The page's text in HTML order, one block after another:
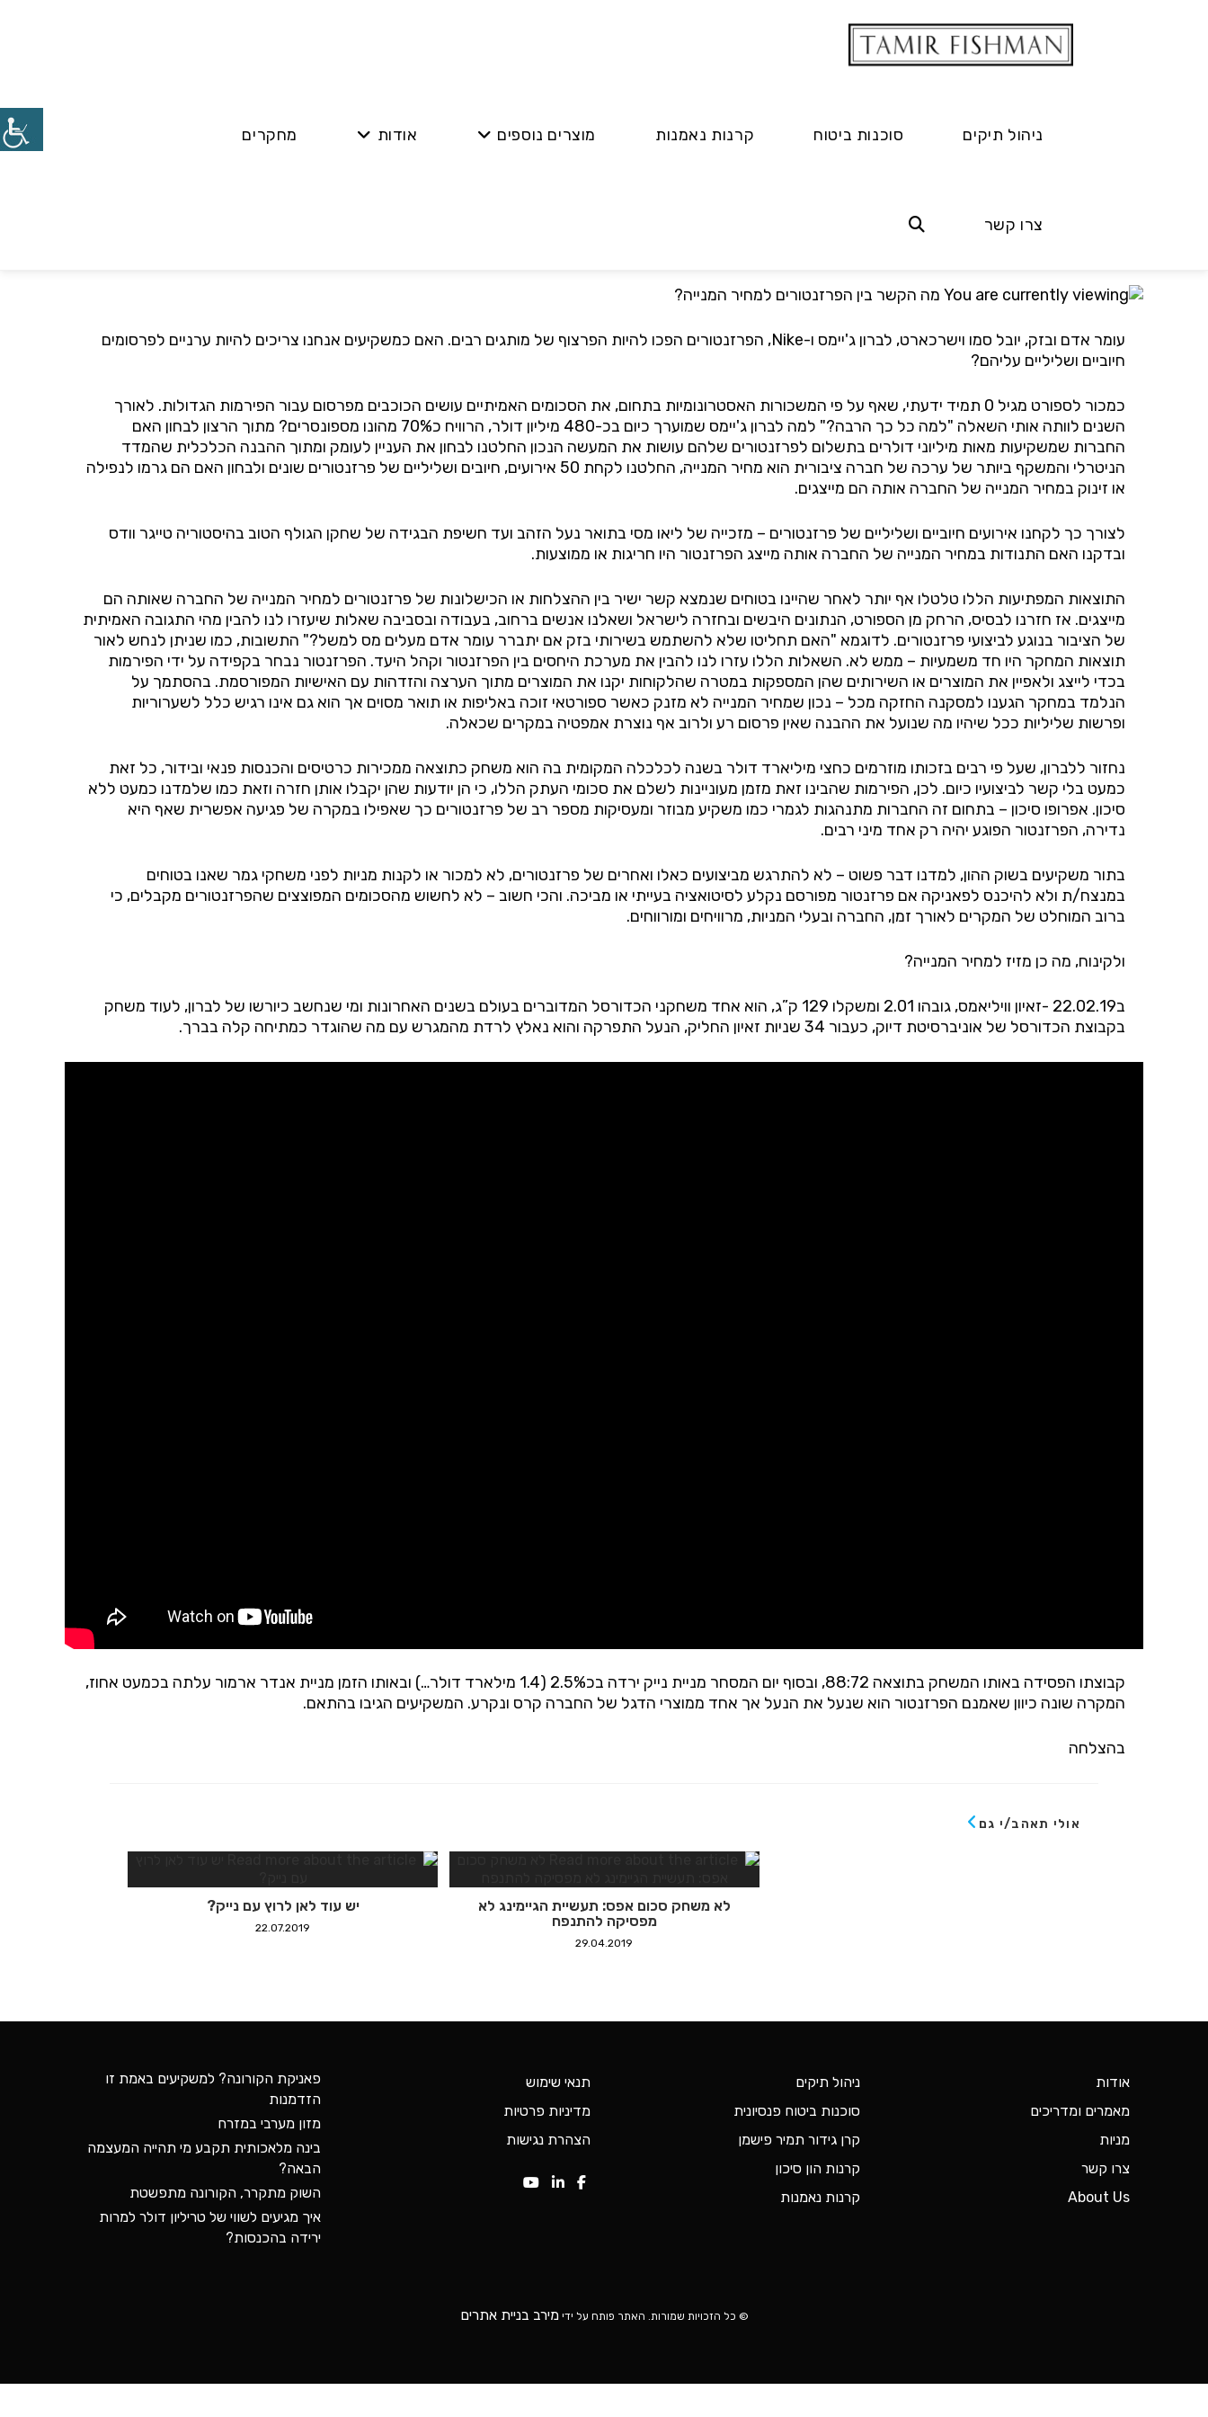
ניהול תיקים סוכנות ביטוח קרנות נאמנות מוצרים נוספים אודות מחקרים
צרו קשר
עומר אדם ובזק, יובל סמו וישרכארט, לברון ג'יימס ו-Nike, הפרזנטורים הפכו להיות הפרצוף של מותגים רבים. האם כמשקיעים אנחנו צריכים להיות ערניים לפרסומים
חיוביים ושליליים עליהם?
כמכור לספורט מגיל 0 תמיד ידעתי, שאף על פי המשכורות האסטרונומיות בתחום, את הסכומים האמיתיים עושים הכוכבים מפרסום עבור הפירמות הגדולות. לאורך
השנים לוותה אותי השאלה "למה כל כך הרבה?" למה לברון ג'יימס שמוערך כיום בכ-480 מיליון דולר, הרוויח כ70% מהונו מספונסרים? מתוך הרצון לבחון האם
החברות שמשקיעות מאות מיליוני דולרים בתשלום לפרזנטורים שלהם עושות את המעשה הנכון החלטנו לבחון את העניין לעומק ומתוך ההבנה הכלכלית שהמדד
הניטרלי והמשקף ביותר של ערכה של חברה ציבורית הוא מחיר המנייה, החלטנו לקחת 50 אירועים, חיובים ושליליים של פרזנטורים שונים ולבחון האם הם גרמו לנפילה
או זינוק במחיר המנייה של החברה אותה הם מייצגים.
לצורך כך לקחנו אירועים חיוביים ושליליים של פרזנטורים – מזכייה של ליאו מסי בתואר נעל הזהב ועד חשיפת הבגידה של שחקן הגולף הטוב בהיסטוריה טייגר וודס
ובדקנו האם התנודות במחיר המנייה של החברה אותה מייצג הפרזנטור היו חריגות או ממוצעות.
התוצאות המפתיעות הללו טלטלו אף יותר לאחר שהיינו בטוחים שנמצא קשר ישיר בין ההצלחות או הכישלונות של פרזנטורים למחיר המנייה של החברה שאותה הם
מייצגים. אז חזרנו לבסיס, הרחק מן הספורט, הנתונים היבשים ובחזרה לישראל ושאלנו אנשים ברחוב, בעבודה ובסביבה שאלות שיעזרו לנו להבין מהי התגובה האמיתית
של הציבור בנוגע לביצועי פרזנטורים. לדוגמא "האם תחליטו שלא להשתמש בשירותי בזק אם יתברר עומר אדם מעלים מס למשל?" התשובות, כמו שניתן לנחש לאור
תוצאות המחקר היו חד משמעיות – ממש לא. השאלות הללו עזרו לנו להבין את מערכת היחסים בין הפרזנטור וקהל היעד. הפרזנטור נבחר בקפידה על ידי הפירמות
בכדי לייצג ולאפיין את המוצרים או השירותים שהן המספקות במטרה שהלקוחות יקנו את המוצרים מתוך הערצה והזדהות עם האישיות המפורסמת. בהסתמך על
הנלמד במחקר הגענו למסקנה החזקה מכל – נכון שמחיר המנייה לא מזנק כאשר ספורטאי זוכה באליפות או תואר מסוים אך הוא גם אינו רגיש כלל לשערוריות
ופרשות שליליות ככל שיהיו מה שנועל את ההבנה שאין פרסום רע ולרוב אף נוצרת אמפטיה במקרים שכאלה.
נחזור ללברון, שעל פי רבים בזכותו מוזרמים כחצי מיליארד דולר בשנה לכלכלה המקומית בה הוא משחק כתוצאה ממכירות כרטיסים והכנסות פנאי ובידור, כל זאת
כמעט בלי קשר לביצועיו כיום. לכן, הפירמות שהבינו זאת מזמן מעוניינות לשלם את סכומי העתק הללו, כי הן יודעות שהן יקבלו אותן חזרה וזאת כמו שלמדנו כמעט ללא
סיכון. אפרופו סיכון – בתחום זה החברות מתנהגות לגמרי כמו משקיע מבוזר ומעסיקות מספר רב של פרזנטורים כך שאפילו במקרה של פגיעה אפשרית שאף היא
נדירה, הפרזנטור הפוגע יהיה רק אחד מיני רבים.
בתור משקיעים בשוק ההון, למדנו דבר פשוט – לא להתרגש מביצועים כאלו ואחרים של פרזנטורים, לא למכור או לקנות מניות לפני משחקי גמר שאנו בטוחים
במנצח/ת ולא להיכנס לפאניקה אם פרזנטור מפורסם נקלע לסיטואציה בעייתי או מביכה. והכי חשוב – לא לחשוש מהסכומים המפוצצים שהפרזנטורים מקבלים, כי
ברוב המוחלט של המקרים לאורך זמן, החברה ובעלי המניות, מרוויחים ומורווחים.
ולקינוח, מה כן מזיז למחיר המנייה?
ב22.02.19 -זאיון וויליאמס, גובהו 2.01 ומשקלו 129 ק”ג, הוא אחד משחקני הכדורסל המדוברים בעולם בשנים האחרונות ומי שנחשב כיורשו של לברון, לעוד משחק
בקבוצת הכדורסל של אוניברסיטת דיוק, כעבור 34 שניות זאיון החליק, הנעל התפרקה והוא נאלץ לרדת מהמגרש עם מה שהוגדר כמתיחה קלה בברך.
קבוצתו הפסידה באותו המשחק בתוצאה 88:72, ובסוף יום המסחר מניית נייק ירדה בכ2.5% (1.4 מילארד דולר…) ובאותו הזמן מניית אנדר ארמור עלתה בכמעט אחוז,
המקרה שונה כיוון שאמנם הפרזנטור הוא שנעל את הנעל אך אחד ממוצרי הדגל של החברה קרס ונקרע. המשקיעים הגיבו בהתאם.
בהצלחה
אולי תאהב/י גם
יש עוד לאן לרוץ עם נייק?
22.07.2019
לא משחק סכום אפס: תעשיית הגיימינג לא
מפסיקה להתנפח
29.04.2019
אודות
מאמרים ומדריכים
מניות
צרו קשר
About Us
ניהול תיקים
סוכנות ביטוח פנסיונית
קרן גידור תמיר פישמן
קרנות הון סיכון
קרנות נאמנות
תנאי שימוש
מדיניות פרטיות
הצהרת נגישות
פאניקת הקורונה? למשקיעים באמת זו
הזדמנות
מזון מערבי במזרח
בינה מלאכותית תקבע מי תהייה המעצמה
הבאה?
השוק מתקרר, הקורונה מתפשטת
איך מגיעים לשווי של טריליון דולר למרות
ירידה בהכנסות?
© כל הזכויות שמורות. האתר פותח על ידימירב בניית אתרים